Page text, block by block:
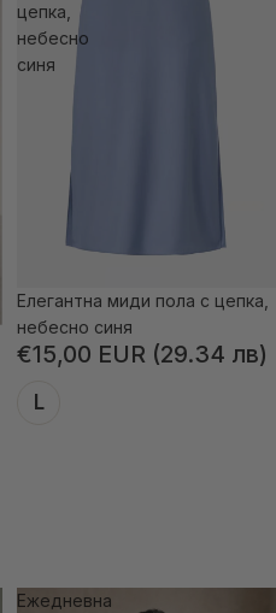
цепка,
небесно
синя
Елегантна миди пола с цепка,
небесно синя
€15,00 EUR (29.34 лв)
L
Ежедневна